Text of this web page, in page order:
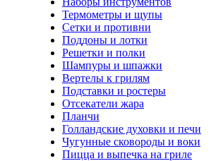
Термометры и щупы
Сетки и противни
Поддоны и лотки
Решетки и полки
Шампуры и шпажки
Вертелы к грилям
Подставки и ростеры
Отсекатели жара
Планчи
Голландские духовки и печи
Чугунные сковороды и воки
Пицца и выпечка на гриле